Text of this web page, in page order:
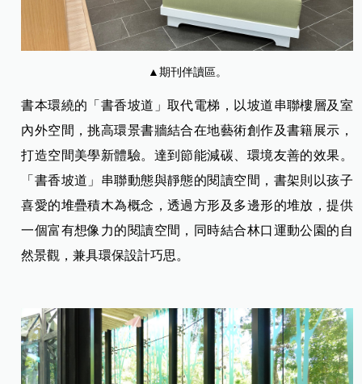
▲期刊伴讀區。
書本環繞的「書香坡道」取代電梯，以坡道串聯樓層及室
內外空間，挑高環景書牆結合在地藝術創作及書籍展示，
打造空間美學新體驗。達到節能減碳、環境友善的效果。
「書香坡道」串聯動態與靜態的閱讀空間，書架則以孩子
喜愛的堆疊積木為概念，透過方形及多邊形的堆放，提供
一個富有想像力的閱讀空間，同時結合林口運動公園的自
然景觀，兼具環保設計巧思。